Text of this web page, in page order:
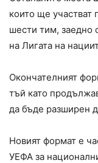
които ще участват
шести тим, заедно
на Лигата на
Окончателният
тъй като
да бъде разширен
Новият формат е
УЕФА за